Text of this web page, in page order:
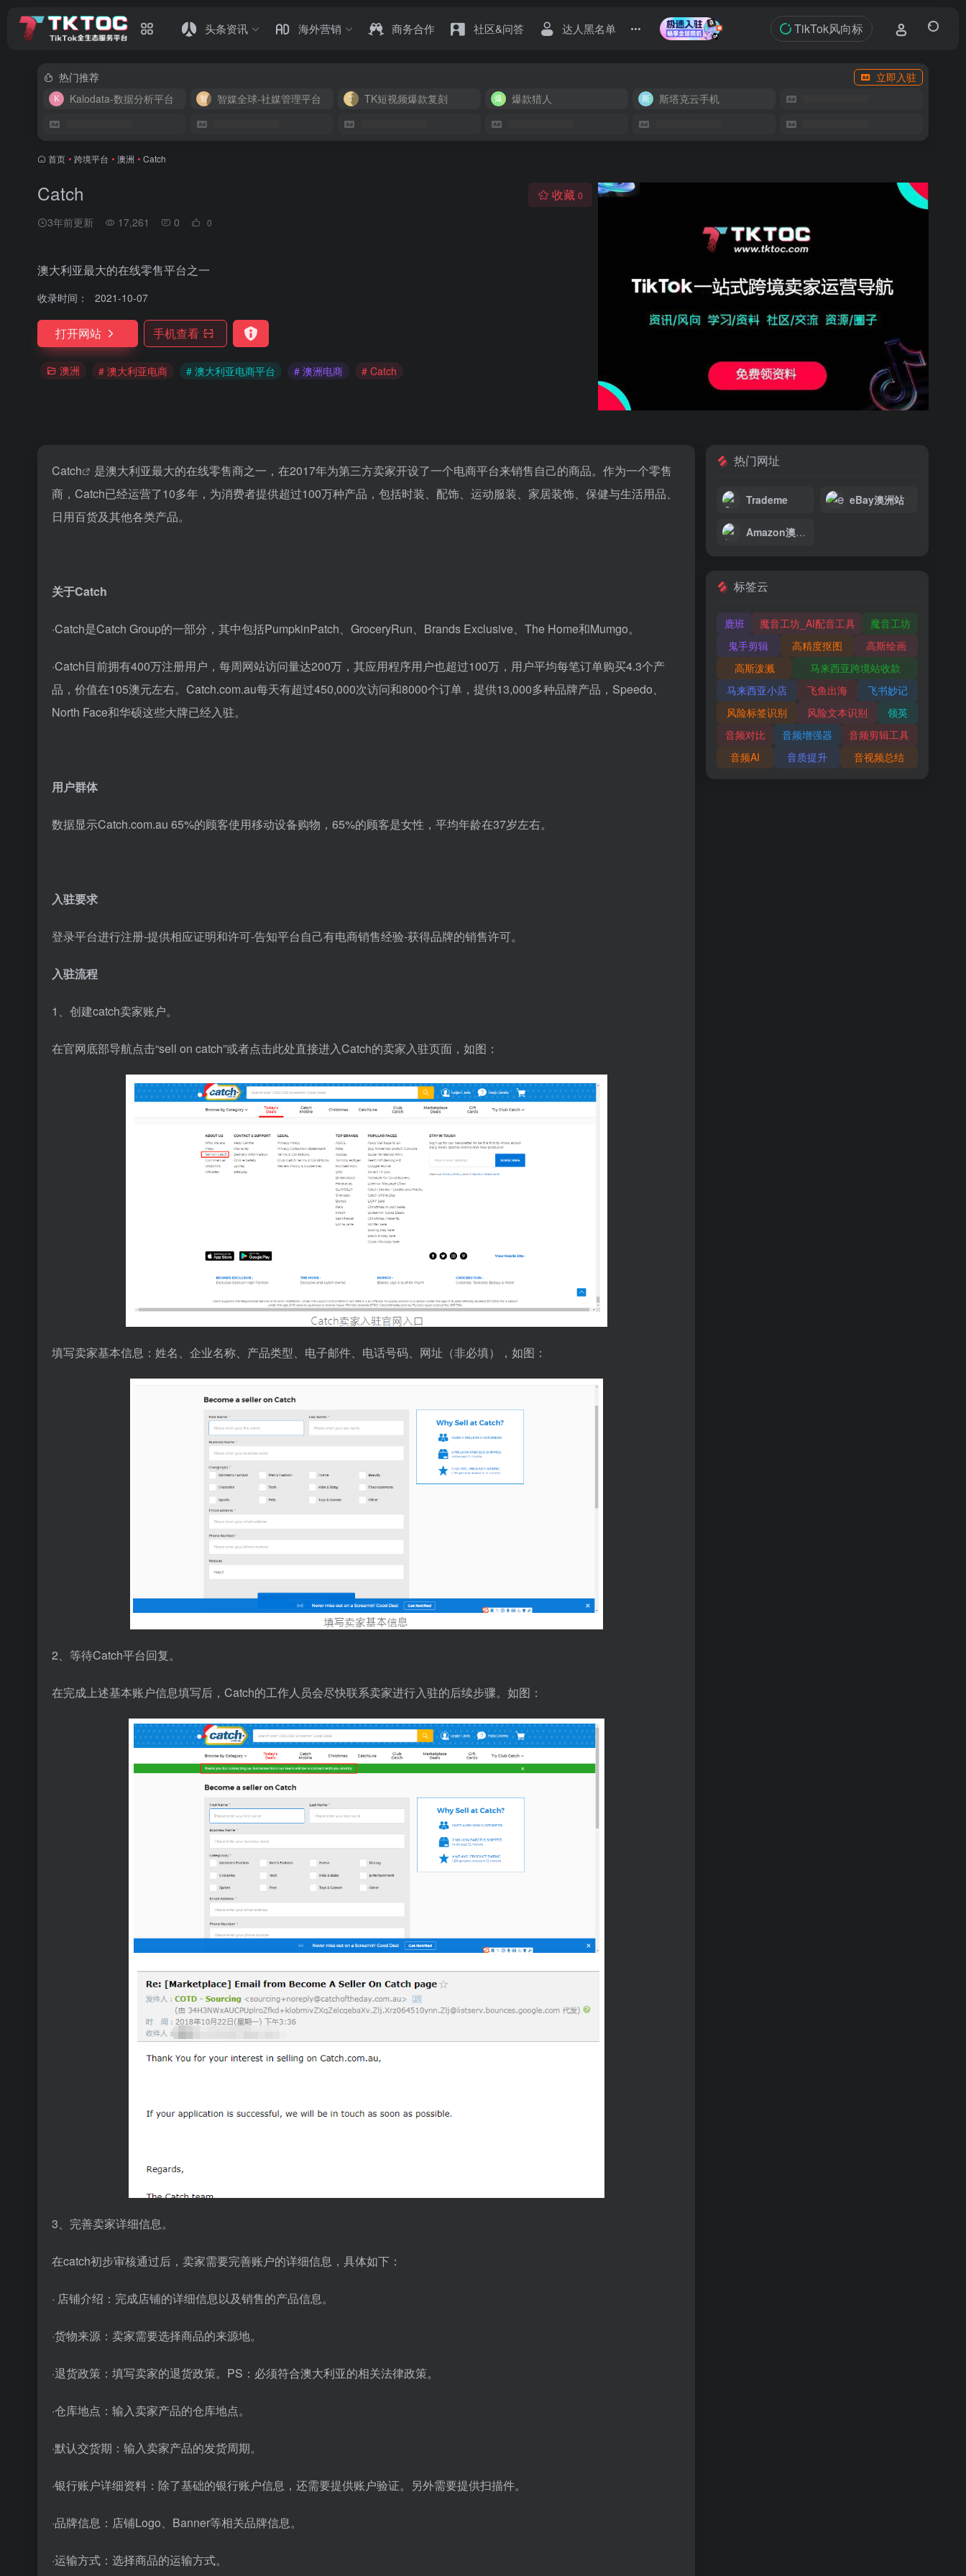
头条资讯 海外营销 商务合作 社区&问答 达人黑名单 TikTok风向标
热门推荐
立即入驻
Kalodata-数据分析平台
智媒全球-社媒管理平台 TK短视频爆款复刻 爆款猎人 斯塔克云手机
首页 • 跨境平台 • 澳洲 • Catch
Catch
3年前更新 17,261 0 0
收藏 0
澳大利亚最大的在线零售平台之一
收录时间： 2021-10-07
打开网站 手机查看
澳洲 # 澳大利亚电商 # 澳大利亚电商平台 # 澳洲电商 # Catch
Catch
是澳大利亚最大的在线零售商之一，在2017年为第三方卖家开设了一个电商平台来销售自己的商品。作为一个零售
商，Catch已经运营了10多年，为消费者提供超过100万种产品，包括时装、配饰、运动服装、家居装饰、保健与生活用品、
日用百货及其他各类产品。
关于Catch
·Catch是Catch Group的一部分，其中包括PumpkinPatch、GroceryRun、Brands Exclusive、The Home和Mumgo。
·Catch目前拥有400万注册用户，每周网站访问量达200万，其应用程序用户也超过100万，用户平均每笔订单购买4.3个产
品，价值在105澳元左右。Catch.com.au每天有超过450,000次访问和8000个订单，提供13,000多种品牌产品，Speedo、
North Face和华硕这些大牌已经入驻。
用户群体
数据显示Catch.com.au 65%的顾客使用移动设备购物，65%的顾客是女性，平均年龄在37岁左右。
入驻要求
登录平台进行注册-提供相应证明和许可-告知平台自己有电商销售经验-获得品牌的销售许可。
入驻流程
1、创建catch卖家账户。
在官网底部导航点击“sell on catch”或者点击此处直接进入Catch的卖家入驻页面，如图：
填写卖家基本信息：姓名、企业名称、产品类型、电子邮件、电话号码、网址（非必填），如图：
2、等待Catch平台回复。
在完成上述基本账户信息填写后，Catch的工作人员会尽快联系卖家进行入驻的后续步骤。如图：
3、完善卖家详细信息。
在catch初步审核通过后，卖家需要完善账户的详细信息，具体如下：
· 店铺介绍：完成店铺的详细信息以及销售的产品信息。
·货物来源：卖家需要选择商品的来源地。
·退货政策：填写卖家的退货政策。PS：必须符合澳大利亚的相关法律政策。
·仓库地点：输入卖家产品的仓库地点。
·默认交货期：输入卖家产品的发货周期。
·银行账户详细资料：除了基础的银行账户信息，还需要提供账户验证。另外需要提供扫描件。
·品牌信息：店铺Logo、Banner等相关品牌信息。
·运输方式：选择商品的运输方式。
热门网址
Trademe eBay澳洲站
Amazon澳洲站
标签云
鹿班 魔音工坊_AI配音工具
魔音工坊
鬼手剪辑
高精度抠图
高斯绘画
高斯泼溅
马来西亚跨境站收款
马来西亚小店
飞鱼出海
飞书妙记
风险标签识别
风险文本识别
领英
音频对比
音频增强器
音频剪辑工具
音频AI
音质提升 音视频总结